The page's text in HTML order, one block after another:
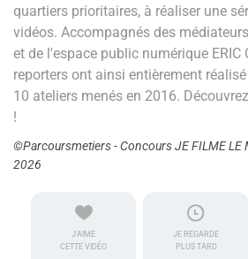
quartiers prioritaires, à réaliser une
vidéos. Accompagnés des
et de l'espace public numérique ERIC
reporters ont ainsi entièrement
10 ateliers menés en 2016.
!
©Parcoursmetiers - Concours JE FILME LE
2026
J'AIME
CETTE VIDÉO
JE REGARDE
PLUS TARD